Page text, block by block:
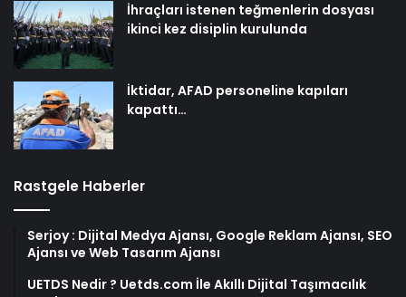
İhraçları istenen teğmenlerin dosyası
ikinci kez disiplin kurulunda
İktidar, AFAD personeline kapıları
kapattı…
Rastgele Haberler
Serjoy : Dijital Medya Ajansı, Google Reklam Ajansı, SEO
Ajansı ve Web Tasarım Ajansı
UETDS Nedir ? Uetds.com İle Akıllı Dijital Taşımacılık